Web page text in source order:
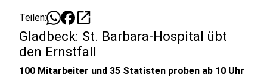
Teilen: open_in_new
Gladbeck: St. Barbara-Hospital übt
den Ernstfall
100 Mitarbeiter und 35 Statisten proben ab 10 Uhr